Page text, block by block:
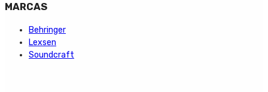
MARCAS
Behringer
Lexsen
Soundcraft